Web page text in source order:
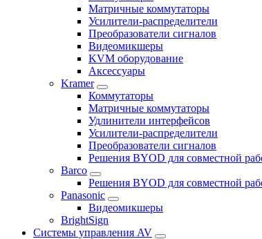
Матричные коммутаторы
Усилители-распределители
Преобразователи сигналов
Видеомикшеры
KVM оборудование
Аксессуары
Kramer
Коммутаторы
Матричные коммутаторы
Удлинители интерфейсов
Усилители-распределители
Преобразователи сигналов
Решения BYOD для совместной
Barco
Решения BYOD для совместной
Panasonic
Видеомикшеры
BrightSign
Системы управления AV